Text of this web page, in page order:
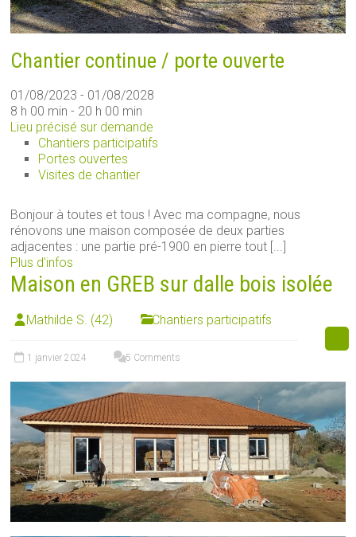
Chantier continue / porte ouverte
01/08/2023 - 01/08/2028
8 h 00 min - 20 h 00 min
Lieu précisé sur demande
Chantiers participatifs
Portes ouvertes
Visites de chantier
Bonjour à toutes et tous ! Avec ma compagne, nous
rénovons une maison composée de deux parties
adjacentes : une partie pré-1900 en pierre tout [...]
Plus d’infos
Maison en GREB sur dalle bois isolée
Mathilde S. (42) Chantiers participatifs
1 janvier 2024 5 Comments